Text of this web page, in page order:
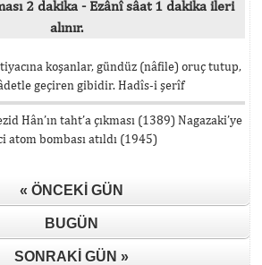
2 dakika - Ezânî sâat 1 dakika ileri
alınır.
koşanlar, gündüz (nâfile) oruç tutup,
geçiren gibidir. Hadîs-i şerîf
Hân’ın taht’a çıkması (1389) Nagazaki’ye
atom bombası atıldı (1945)
« ÖNCEKI GÜN
BUGÜN
SONRAKI GÜN »